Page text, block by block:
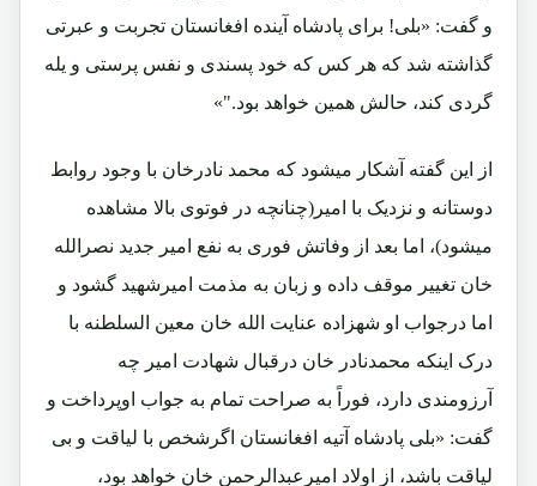
و گفت: «بلی! برای پادشاه آینده افغانستان تجربت و عبرتی
گذاشته شد که هر کس که خود پسندی و نفس پرستی و یله
گردی کند، حالش همین خواهد بود."»
از این گفته آشکار میشود که محمد نادرخان با وجود روابط
دوستانه و نزدیک با امیر(چنانچه در فوتوی بالا مشاهده
میشود)، اما بعد از وفاتش فوری به نفع امیر جدید نصرالله
خان تغییر موقف داده و زبان به مذمت امیرشهید گشود و
اما درجواب او شهزاده عنایت الله خان معین السلطنه با
درک اینکه محمدنادر خان درقبال شهادت امیر چه
آرزومندی دارد، فوراً به صراحت تمام به جواب اوپرداخت و
گفت: «بلی پادشاه آتیه افغانستان اگرشخص با لیاقت و بی
لیاقت باشد، از اولاد امیرعبدالرحمن خان خواهد بود،